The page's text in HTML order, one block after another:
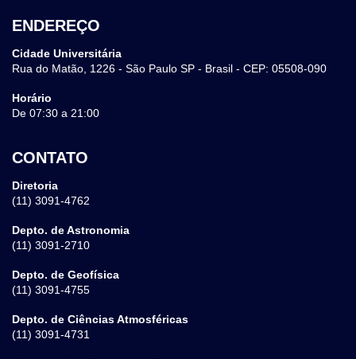
ENDEREÇO
Cidade Universitária
Rua do Matão, 1226 - São Paulo SP - Brasil - CEP: 05508-090
Horário
De 07:30 a 21:00
CONTATO
Diretoria
(11) 3091-4762
Depto. de Astronomia
(11) 3091-2710
Depto. de Geofísica
(11) 3091-4755
Depto. de Ciências Atmosféricas
(11) 3091-4731